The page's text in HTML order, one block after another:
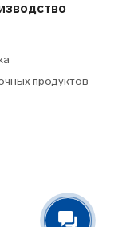
продуктов